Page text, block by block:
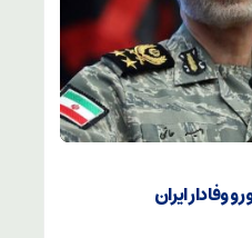
وفادار ایران